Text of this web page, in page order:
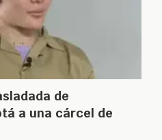
de
a una cárcel de